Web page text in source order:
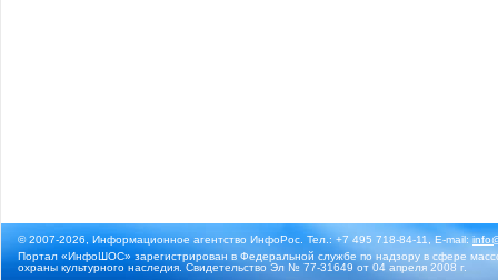
© 2007-2026, Информационное агентство ИнфоРос. Тел.: +7 495 718-84-11, E-mail:
Портал «ИнфоШОС» зарегистрирован в Федеральной службе по надзору в сфере
охраны культурного наследия. Свидетельство Эл № 77-31649 от 04 апреля 2008 г.